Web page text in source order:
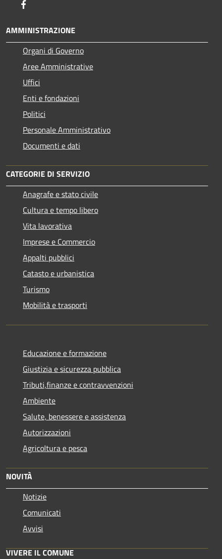
AMMINISTRAZIONE
Organi di Governo
Aree Amministrative
Uffici
Enti e fondazioni
Politici
Personale Amministrativo
Documenti e dati
CATEGORIE DI SERVIZIO
Anagrafe e stato civile
Cultura e tempo libero
Vita lavorativa
Imprese e Commercio
Appalti pubblici
Catasto e urbanistica
Turismo
Mobilità e trasporti
Educazione e formazione
Giustizia e sicurezza pubblica
Tributi,finanze e contravvenzioni
Ambiente
Salute, benessere e assistenza
Autorizzazioni
Agricoltura e pesca
NOVITÀ
Notizie
Comunicati
Avvisi
VIVERE IL COMUNE